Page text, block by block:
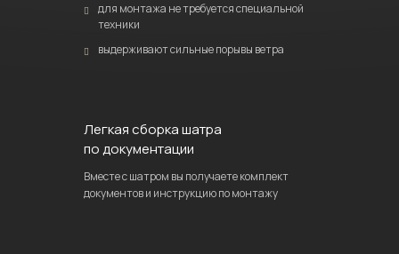
для монтажа не требуется специальной
техники
выдерживают сильные порывы ветра
Легкая сборка шатра
по документации
Вместе с шатром вы получаете комплект
документов и инструкцию по монтажу